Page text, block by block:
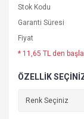
Stok Kodu
Garanti Süresi
Fiyat
* 11,65 TL den
ÖZELLIK